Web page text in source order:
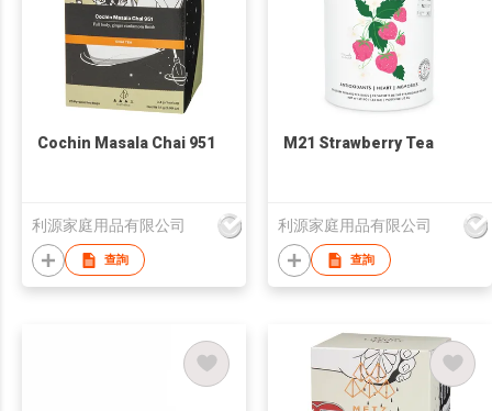
Cochin Masala Chai 951
利源家庭用品有限公司
查詢
M21 Strawberry Tea
利源家庭用品有限公司
查詢